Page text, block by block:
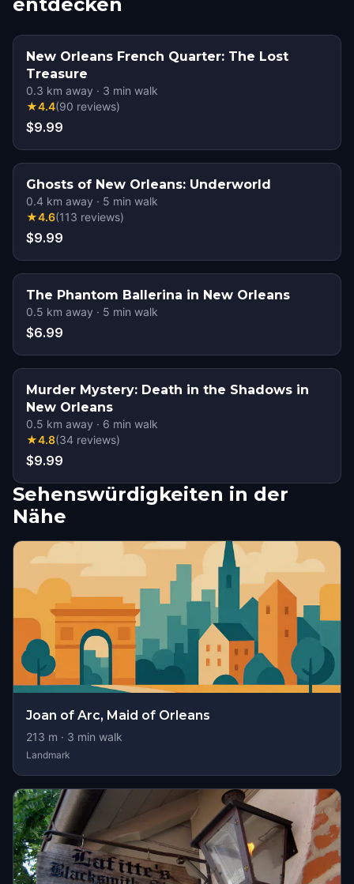
New Orleans French Quarter: The Lost
Treasure
0.3 km away · 3 min walk
★4.4(90 reviews)
$9.99
Ghosts of New Orleans: Underworld
0.4 km away · 5 min walk
★4.6(113 reviews)
$9.99
The Phantom Ballerina in New Orleans
0.5 km away · 5 min walk
$6.99
Murder Mystery: Death in the Shadows in
New Orleans
0.5 km away · 6 min walk
★4.8(34 reviews)
$9.99
Sehenswürdigkeiten in der
Nähe
Joan of Arc, Maid of Orleans
213 m · 3 min walk
Landmark